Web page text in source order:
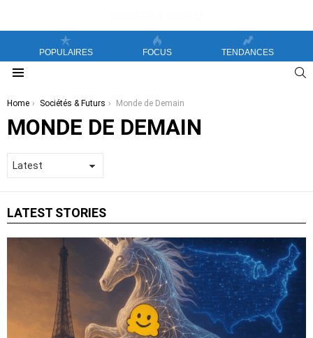
POPULAIRES FOCUS TENDANCES
You are here:
Home Sociétés & Futurs Monde de Demain
MONDE DE DEMAIN
LATEST STORIES